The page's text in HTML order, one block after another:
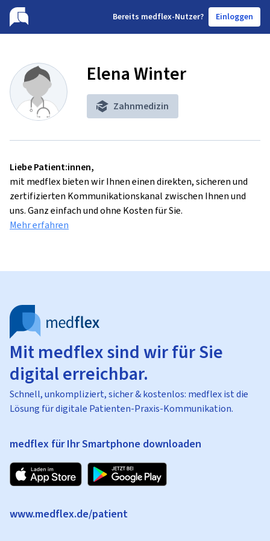
Bereits medflex-Nutzer? Einloggen
Elena Winter
Zahnmedizin
Liebe Patient:innen,
mit medflex bieten wir Ihnen einen direkten, sicheren und
zertifizierten Kommunikationskanal zwischen Ihnen und
uns. Ganz einfach und ohne Kosten für Sie.
Mehr erfahren
Mit medflex sind wir für Sie
digital erreichbar.
Schnell, unkompliziert, sicher & kostenlos: medflex ist die
Lösung für digitale Patienten-Praxis-Kommunikation.
medflex für Ihr Smartphone downloaden
www.medflex.de/patient